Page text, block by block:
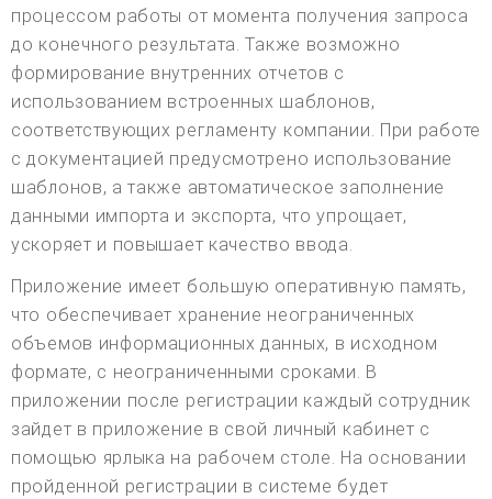
процессом работы от момента получения запроса
до конечного результата. Также возможно
формирование внутренних отчетов с
использованием встроенных шаблонов,
соответствующих регламенту компании. При работе
с документацией предусмотрено использование
шаблонов, а также автоматическое заполнение
данными импорта и экспорта, что упрощает,
ускоряет и повышает качество ввода.
Приложение имеет большую оперативную память,
что обеспечивает хранение неограниченных
объемов информационных данных, в исходном
формате, с неограниченными сроками. В
приложении после регистрации каждый сотрудник
зайдет в приложение в свой личный кабинет с
помощью ярлыка на рабочем столе. На основании
пройденной регистрации в системе будет